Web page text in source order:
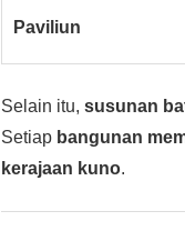
Paviliun
Selain itu,susunan
Setiap bangunan
kerajaan kuno.